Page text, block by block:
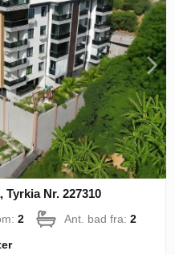
Nr. 227310
2 Ant. bad fra:2